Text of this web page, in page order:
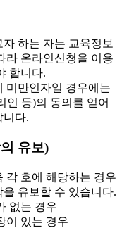
하는 자는 교육정보
라 온라인신청을 이용
합니다.
미만인자일 경우에는
인 등)의 동의를 얻어
니다.
유보)
호에 해당하는 경우
유보할 수 있습니다.
없는 경우
이 있는 경우